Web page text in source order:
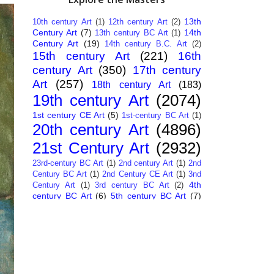
10th century Art (1) 12th century Art (2) 13th
Century Art (7) 13th century BC Art (1) 14th
Century Art (19) 14th century B.C. Art (2)
15th century Art (221)
16th
century Art (350) 17th century
Art
(257) 18th century Art (183)
19th century Art (2074)
1st century CE Art (5) 1st-century BC Art (1)
20th century Art (4896)
21st Century Art (2932)
23rd-century BC Art (1) 2nd century Art (1) 2nd
Century BC Art (1) 2nd Century CE Art (1) 3nd
Century Art
(1) 3rd century BC Art (2) 4th
century BC Art (6) 5th century BC Art (7)